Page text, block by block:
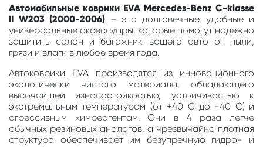
Автомобильные коврики EVA Mercedes-Benz C-klasse
II W203 (2000-2006) – это долговечные, удобные и
универсальные аксессуары, которые помогут надежно
защитить салон и багажник вашего авто от пыли,
грязи и влаги в любое время года.
Автоковрики EVA производятся из инновационного
экологически чистого материала, обладающего
высочайшей износостойкостью, устойчивостью к
экстремальным температурам (от +40 С до -40 С) и
агрессивным химреагентам. Они в 4 раза легче
обычных резиновых аналогов, а чрезвычайно плотная
структура обеспечивает им безупречную гидро- и